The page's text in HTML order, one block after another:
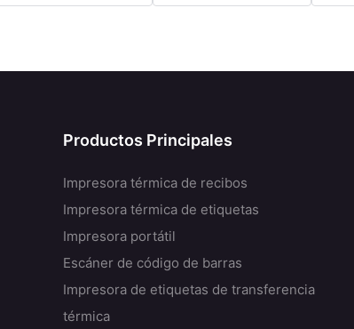
Productos Principales
Impresora térmica de recibos
Impresora térmica de etiquetas
Impresora portátil
Escáner de código de barras
Impresora de etiquetas de transferencia
térmica